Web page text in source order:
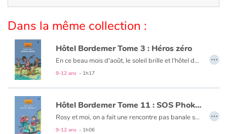
Sujets de société
Émotions et sentiments
Formats et illustrations
Catalogue anglais
Dans la même collection :
Hôtel Bordemer Tome 3 : Héros zéro
En ce beau mois d'août, le soleil brille et l'hôtel de mon père est plein à craquer.
9-12 ans - 1h17
…
Hôtel Bordemer Tome 11 : SOS Phoky !
Rosy et moi, on a fait une rencontre pas banale sur la plage : un magnifique bébé phoque. La question s'est vite posée de savoir ce qu'on allait en faire. On a finalement décidé de le cacher et de le nourrir. Mais on était loin d'imaginer que ce phoque venait d'être volé au Parquatic.
9-12 ans - 1h06
…